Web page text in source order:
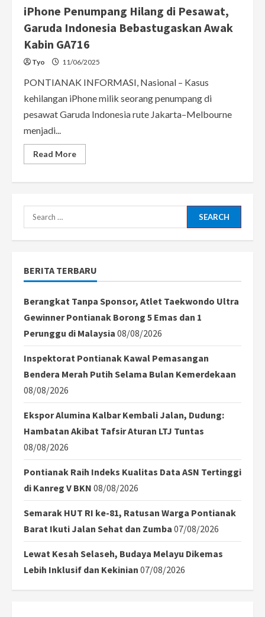
iPhone Penumpang Hilang di Pesawat,
Garuda Indonesia Bebastugaskan Awak
Kabin GA716
Tyo 11/06/2025
PONTIANAK INFORMASI, Nasional – Kasus
kehilangan iPhone milik seorang penumpang di
pesawat Garuda Indonesia rute Jakarta–Melbourne
menjadi...
Read MoreRead
more
Indonesia
Search
for:
BERITA TERBARU
Berangkat Tanpa Sponsor, Atlet Taekwondo Ultra
Gewinner Pontianak Borong 5 Emas dan 1
Perunggu di Malaysia 08/08/2026
Inspektorat Pontianak Kawal Pemasangan
Bendera Merah Putih Selama Bulan Kemerdekaan
08/08/2026
Ekspor Alumina Kalbar Kembali Jalan, Dudung:
Hambatan Akibat Tafsir Aturan LTJ Tuntas
08/08/2026
Pontianak Raih Indeks Kualitas Data ASN Tertinggi
di Kanreg V BKN 08/08/2026
Semarak HUT RI ke-81, Ratusan Warga Pontianak
Barat Ikuti Jalan Sehat dan Zumba 07/08/2026
Lewat Kesah Selaseh, Budaya Melayu Dikemas
Lebih Inklusif dan Kekinian 07/08/2026